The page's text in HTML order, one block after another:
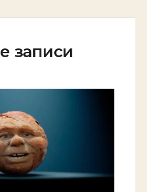
записи